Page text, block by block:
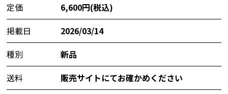
定価
6,600円(税込)
掲載日
2026/03/14
種別
新品
送料
販売サイトにてお確かめください